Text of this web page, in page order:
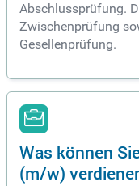
Abschlussprüfung.
Zwischenprüfung
Gesellenprüfung.
Was können
(m/w)